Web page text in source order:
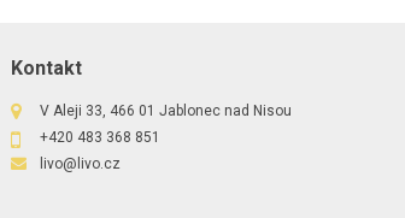
Kontakt
V Aleji 33, 466 01 Jablonec nad Nisou
+420 483 368 851
livo@livo.cz